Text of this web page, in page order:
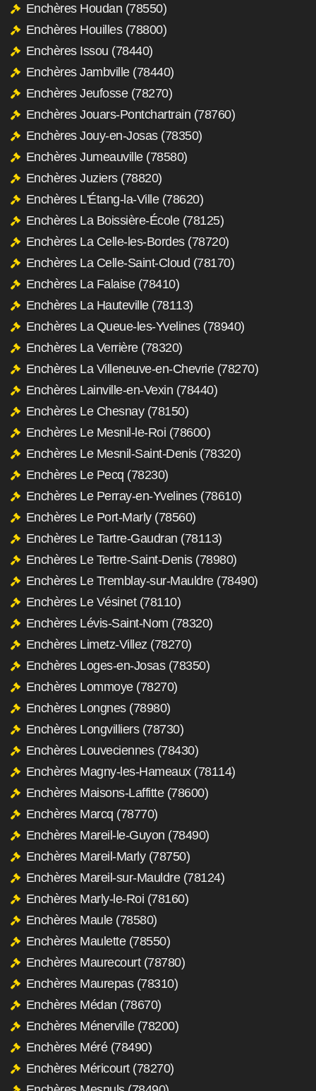
Enchères Houdan (78550)
Enchères Houilles (78800)
Enchères Issou (78440)
Enchères Jambville (78440)
Enchères Jeufosse (78270)
Enchères Jouars-Pontchartrain (78760)
Enchères Jouy-en-Josas (78350)
Enchères Jumeauville (78580)
Enchères Juziers (78820)
Enchères L'Étang-la-Ville (78620)
Enchères La Boissière-École (78125)
Enchères La Celle-les-Bordes (78720)
Enchères La Celle-Saint-Cloud (78170)
Enchères La Falaise (78410)
Enchères La Hauteville (78113)
Enchères La Queue-les-Yvelines (78940)
Enchères La Verrière (78320)
Enchères La Villeneuve-en-Chevrie (78270)
Enchères Lainville-en-Vexin (78440)
Enchères Le Chesnay (78150)
Enchères Le Mesnil-le-Roi (78600)
Enchères Le Mesnil-Saint-Denis (78320)
Enchères Le Pecq (78230)
Enchères Le Perray-en-Yvelines (78610)
Enchères Le Port-Marly (78560)
Enchères Le Tartre-Gaudran (78113)
Enchères Le Tertre-Saint-Denis (78980)
Enchères Le Tremblay-sur-Mauldre (78490)
Enchères Le Vésinet (78110)
Enchères Lévis-Saint-Nom (78320)
Enchères Limetz-Villez (78270)
Enchères Loges-en-Josas (78350)
Enchères Lommoye (78270)
Enchères Longnes (78980)
Enchères Longvilliers (78730)
Enchères Louveciennes (78430)
Enchères Magny-les-Hameaux (78114)
Enchères Maisons-Laffitte (78600)
Enchères Marcq (78770)
Enchères Mareil-le-Guyon (78490)
Enchères Mareil-Marly (78750)
Enchères Mareil-sur-Mauldre (78124)
Enchères Marly-le-Roi (78160)
Enchères Maule (78580)
Enchères Maulette (78550)
Enchères Maurecourt (78780)
Enchères Maurepas (78310)
Enchères Médan (78670)
Enchères Ménerville (78200)
Enchères Méré (78490)
Enchères Méricourt (78270)